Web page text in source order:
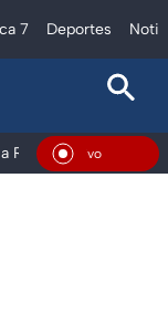
7 Deportes
Rocío Al ExtremoEn